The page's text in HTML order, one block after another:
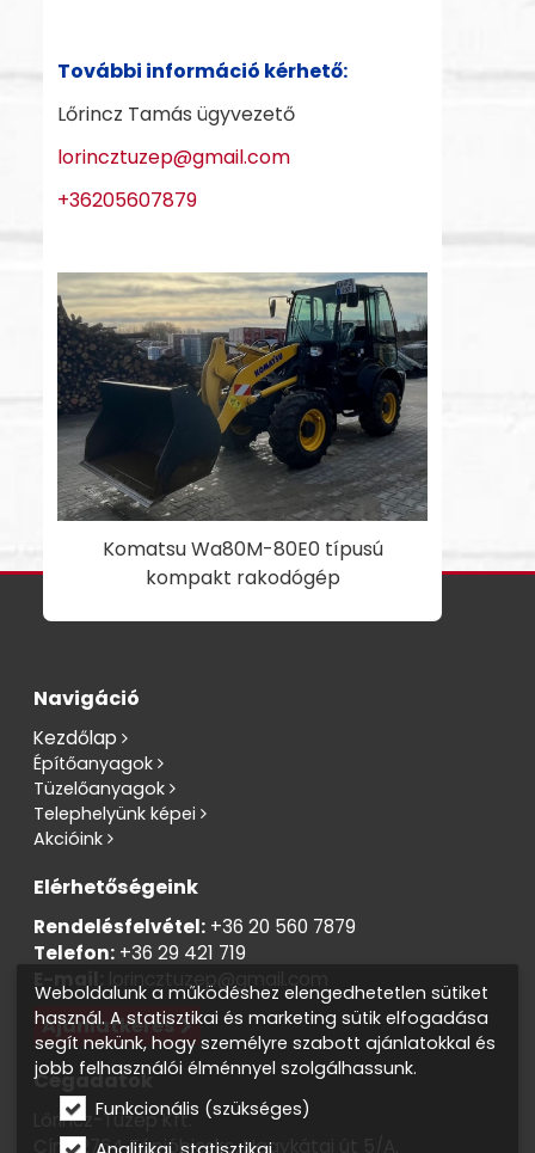
További információ kérhető:
Lőrincz Tamás ügyvezető
lorincztuzep@gmail.com
+36205607879
Komatsu Wa80M-80E0 típusú
kompakt rakodógép
Navigáció
Kezdőlap
Építőanyagok
Tüzelőanyagok
Telephelyünk képei
Akcióink
Elérhetőségeink
Rendelésfelvétel: +36 20 560 7879
Telefon: +36 29 421 719
E-mail: lorincztuzep@gmail.com
Ajánlatkérés
Cégadatok
Lőrincz-Tüzép Kft.
Cím: 2764 Tápióbicske, Nagykátai út 5/A.
Weboldalunk a működéshez elengedhetetlen sütiket
használ. A statisztikai és marketing sütik elfogadása
segít nekünk, hogy személyre szabott ajánlatokkal és
jobb felhasználói élménnyel szolgálhassunk.
Funkcionális (szükséges)